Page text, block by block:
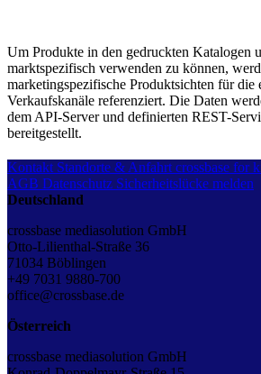
Um Produkte in den gedruckten Katalogen
marktspezifisch verwenden zu können,
marketingspezifische Produktsichten für die
Verkaufskanäle referenziert. Die Daten
dem API-Server und definierten REST-
bereitgestellt.
Kontakt Standorte & Anfahrt crossbase for
AGB Datenschutz Sicherheitslücke melden
Deutschland
crossbase mediasolution GmbH
Otto-Lilienthal-Straße 36
71034 Böblingen
+49 7031 9880-700
office@crossbase.de
Österreich
crossbase mediasolution GmbH